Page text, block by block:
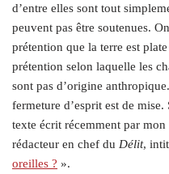
d’entre elles sont tout
peuvent pas être soutenues.
prétention que la terre est
prétention selon laquelle les
sont pas d’origine
fermeture d’esprit est de
texte écrit récemment par
rédacteur en chef du Délit,
oreilles ? ».